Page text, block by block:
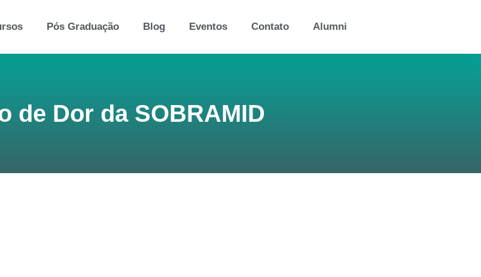
Pós Graduação Blog Eventos Contato Alumni
de Dor da SOBRAMID